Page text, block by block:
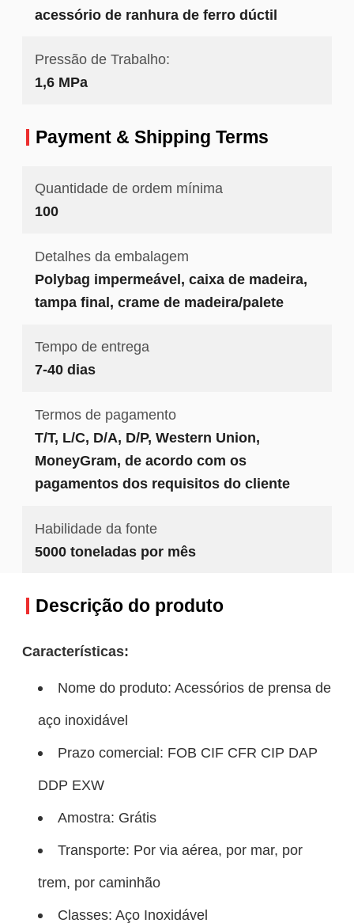
acessório de ranhura de ferro dúctil
Pressão de Trabalho:
1,6 MPa
Payment & Shipping Terms
Quantidade de ordem mínima
100
Detalhes da embalagem
Polybag impermeável, caixa de madeira,
tampa final, crame de madeira/palete
Tempo de entrega
7-40 dias
Termos de pagamento
T/T, L/C, D/A, D/P, Western Union,
MoneyGram, de acordo com os
pagamentos dos requisitos do cliente
Habilidade da fonte
5000 toneladas por mês
Descrição do produto
Características:
Nome do produto: Acessórios de prensa de
aço inoxidável
Prazo comercial: FOB CIF CFR CIP DAP
DDP EXW
Amostra: Grátis
Transporte: Por via aérea, por mar, por
trem, por caminhão
Classes: Aço Inoxidável